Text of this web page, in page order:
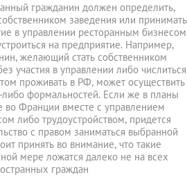
гражданин должен определить,
заведения или принимать
в управлении ресторанным
на предприятие. Например,
желающий стать собственником
участия в управлении либо числиться
проживать в РФ, может осуществить
либо формальностей. Если же в планы
во Франции вместе с управлением
либо трудоустройством, придется
с правом заниматься выбранной
принять во внимание, что такие
мере ложатся далеко не на всех
граждан